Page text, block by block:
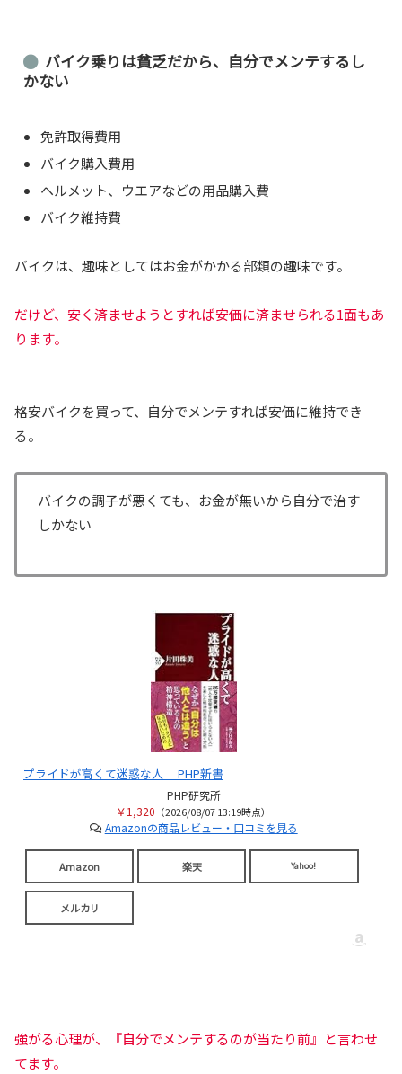
バイク乗りは貧乏だから、自分でメンテするし
かない
免許取得費用
バイク購入費用
ヘルメット、ウエアなどの用品購入費
バイク維持費
バイクは、趣味としてはお金がかかる部類の趣味です。
だけど、安く済ませようとすれば安価に済ませられる1面もあ
ります。
格安バイクを買って、自分でメンテすれば安価に維持でき
る。
バイクの調子が悪くても、お金が無いから自分で治す
しかない
プライドが高くて迷惑な人 PHP新書
PHP研究所
￥1,320 （2026/08/07 13:19時点）
Amazonの商品レビュー・口コミを見る
Amazon 楽天 Yahoo!
メルカリ
強がる心理が、『自分でメンテするのが当たり前』と言わせ
てます。